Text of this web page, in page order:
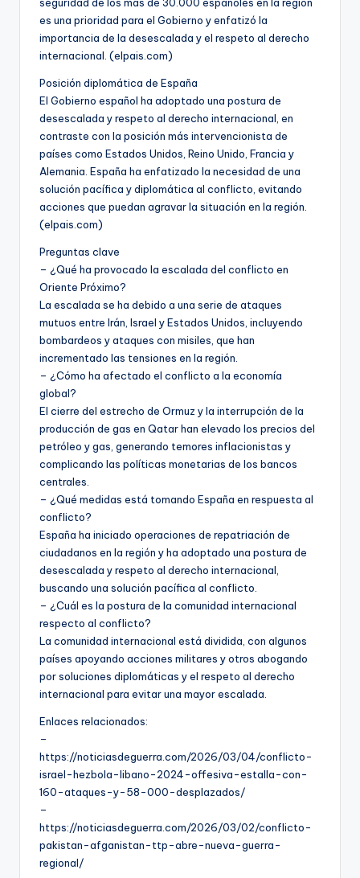
seguridad de los más de 30.000 españoles en la región
es una prioridad para el Gobierno y enfatizó la
importancia de la desescalada y el respeto al derecho
internacional. (elpais.com)
Posición diplomática de España
El Gobierno español ha adoptado una postura de
desescalada y respeto al derecho internacional, en
contraste con la posición más intervencionista de
países como Estados Unidos, Reino Unido, Francia y
Alemania. España ha enfatizado la necesidad de una
solución pacífica y diplomática al conflicto, evitando
acciones que puedan agravar la situación en la región.
(elpais.com)
Preguntas clave
– ¿Qué ha provocado la escalada del conflicto en
Oriente Próximo?
La escalada se ha debido a una serie de ataques
mutuos entre Irán, Israel y Estados Unidos, incluyendo
bombardeos y ataques con misiles, que han
incrementado las tensiones en la región.
– ¿Cómo ha afectado el conflicto a la economía
global?
El cierre del estrecho de Ormuz y la interrupción de la
producción de gas en Qatar han elevado los precios del
petróleo y gas, generando temores inflacionistas y
complicando las políticas monetarias de los bancos
centrales.
– ¿Qué medidas está tomando España en respuesta al
conflicto?
España ha iniciado operaciones de repatriación de
ciudadanos en la región y ha adoptado una postura de
desescalada y respeto al derecho internacional,
buscando una solución pacífica al conflicto.
– ¿Cuál es la postura de la comunidad internacional
respecto al conflicto?
La comunidad internacional está dividida, con algunos
países apoyando acciones militares y otros abogando
por soluciones diplomáticas y el respeto al derecho
internacional para evitar una mayor escalada.
Enlaces relacionados:
–
https://noticiasdeguerra.com/2026/03/04/conflicto-
israel-hezbola-libano-2024-offesiva-estalla-con-
160-ataques-y-58-000-desplazados/
–
https://noticiasdeguerra.com/2026/03/02/conflicto-
pakistan-afganistan-ttp-abre-nueva-guerra-
regional/